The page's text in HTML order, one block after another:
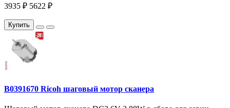
3935 ₽ 5622 ₽
Купить
B0391670 Ricoh шаговый мотор сканера